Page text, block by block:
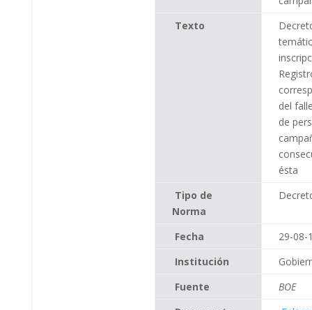
Texto
del
de
ésta
Tipo de
Norma
Fecha
29-08-
Institución
Fuente
BOE